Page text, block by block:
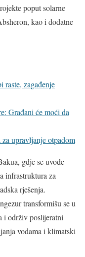
poput solarne
kao i dodatne
zagađenje
Građani će moći da
upravljanje otpadom
gdje se uvode
infrastruktura za
rješenja.
transformišu se u
i održiv poslijeratni
vodama i klimatski